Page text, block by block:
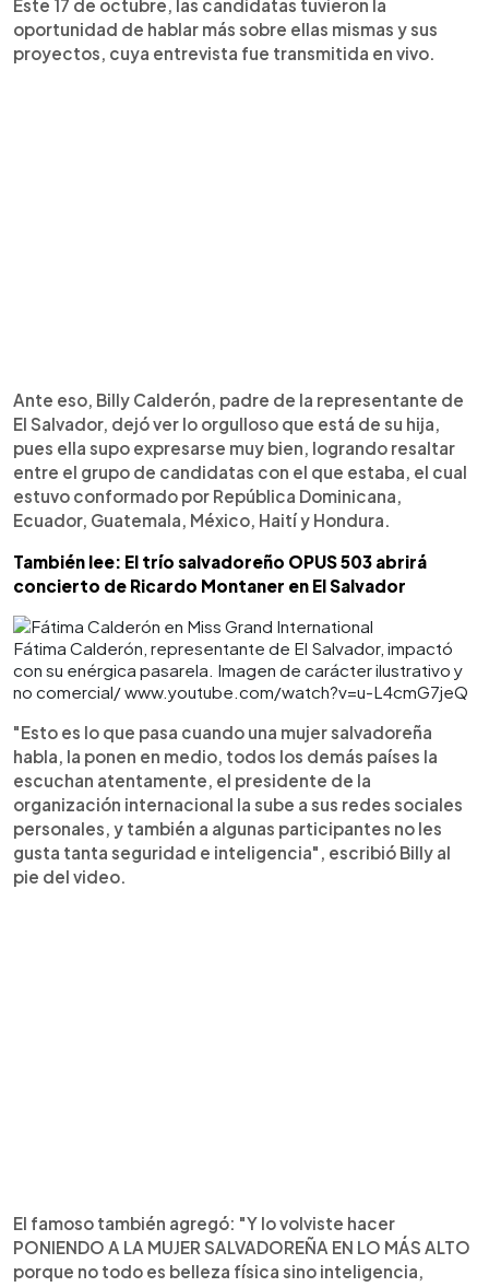
Este 17 de octubre, las candidatas tuvieron la
oportunidad de hablar más sobre ellas mismas y sus
proyectos, cuya entrevista fue transmitida en vivo.
Ante eso, Billy Calderón, padre de la representante de
El Salvador, dejó ver lo orgulloso que está de su hija,
pues ella supo expresarse muy bien, logrando resaltar
entre el grupo de candidatas con el que estaba, el cual
estuvo conformado por República Dominicana,
Ecuador, Guatemala, México, Haití y Hondura.
También lee: El trío salvadoreño OPUS 503 abrirá
concierto de Ricardo Montaner en El Salvador
Fátima Calderón, representante de El Salvador, impactó
con su enérgica pasarela. Imagen de carácter ilustrativo y
no comercial/ www.youtube.com/watch?v=u-L4cmG7jeQ
"Esto es lo que pasa cuando una mujer salvadoreña
habla, la ponen en medio, todos los demás países la
escuchan atentamente, el presidente de la
organización internacional la sube a sus redes sociales
personales, y también a algunas participantes no les
gusta tanta seguridad e inteligencia", escribió Billy al
pie del video.
El famoso también agregó: "Y lo volviste hacer
PONIENDO A LA MUJER SALVADOREÑA EN LO MÁS ALTO
porque no todo es belleza física sino inteligencia,